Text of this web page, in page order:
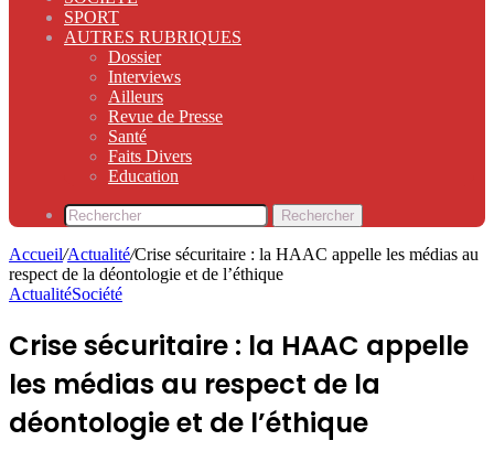
SPORT
AUTRES RUBRIQUES
Dossier
Interviews
Ailleurs
Revue de Presse
Santé
Faits Divers
Education
Rechercher
Accueil/Actualité/Crise sécuritaire : la HAAC appelle les médias au
respect de la déontologie et de l’éthique
ActualitéSociété
Crise sécuritaire : la HAAC appelle
les médias au respect de la
déontologie et de l’éthique